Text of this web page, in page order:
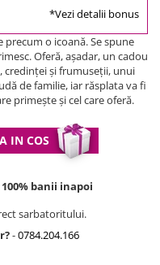
*Vezi detalii bonus
o icoană. Se spune
Oferă, aşadar, un cadou
credinţei şi frumuseţii, unui
de familie, iar răsplata va fi
primeşte şi cel care oferă.
IN COS
100% banii inapoi
sarbatoritului.
-0784.204.166